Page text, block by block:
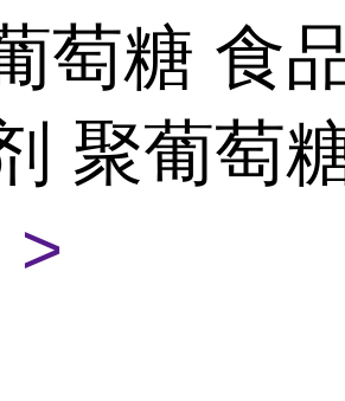
萄糖 食
聚葡萄
>